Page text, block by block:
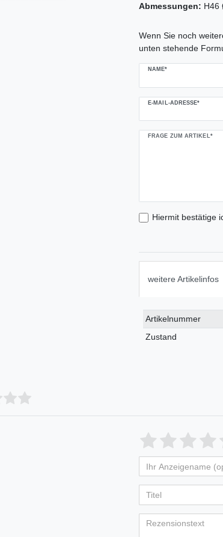
Abmessungen: H46
Wenn Sie noch
unten stehende
NAME*
E-MAIL-ADRESSE*
FRAGE ZUM ARTIKEL*
Hiermit bestätige
weitere Artikelinfos
Technisches
Merkmal
Wert
Artikelnummer
Zustand